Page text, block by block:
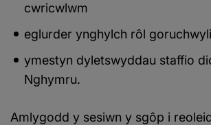
cwricwlwm
eglurder ynghylch rôl
ymestyn dyletswyddau staffio
Nghymru.
Amlygodd y sesiwn y sgôp i